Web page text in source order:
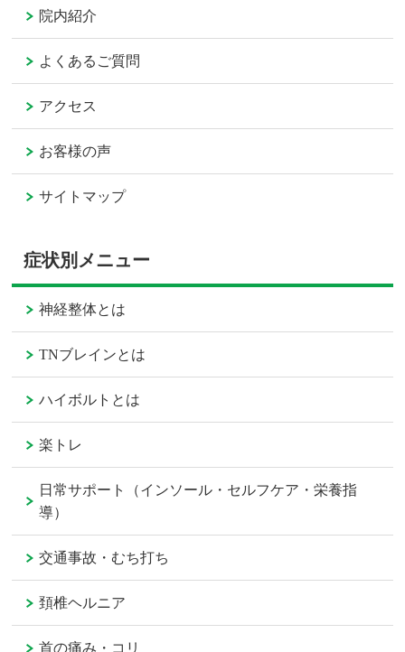
院内紹介
よくあるご質問
アクセス
お客様の声
サイトマップ
症状別メニュー
神経整体とは
TNブレインとは
ハイボルトとは
楽トレ
日常サポート（インソール・セルフケア・栄養指
導）
交通事故・むち打ち
頚椎ヘルニア
首の痛み・コリ